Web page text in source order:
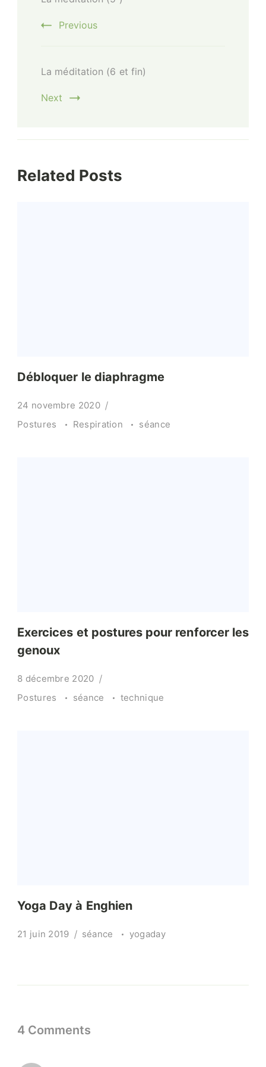
Navigation
Previous
La méditation (6 et fin)
Next
Related Posts
Débloquer le diaphragme
24 novembre 2020
Postures
Respiration séance
Exercices et postures pour renforcer les
genoux
8 décembre 2020
Postures
séance technique
Yoga Day à Enghien
21 juin 2019 séance yogaday
4 Comments